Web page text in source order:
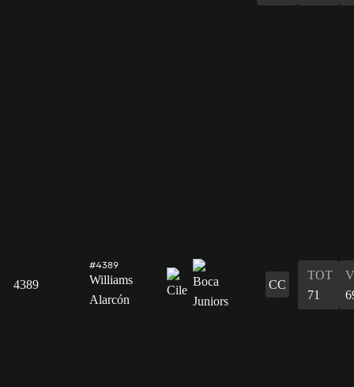
4389
#4389
Williams
Alarcón
CC
TOT
71